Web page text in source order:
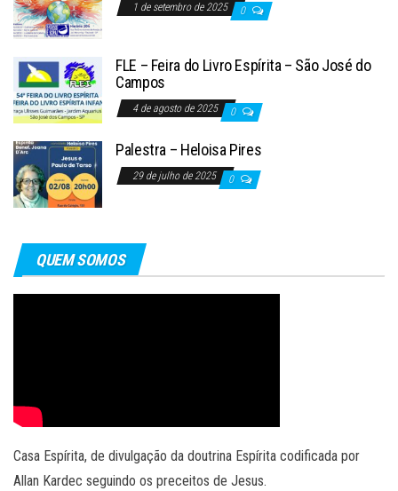
1 de setembro de 2025 0
FLE – Feira do Livro Espírita – São José do
Campos
4 de agosto de 2025 0
Palestra – Heloisa Pires
29 de julho de 2025 0
QUEM SOMOS
Casa Espírita, de divulgação da doutrina Espírita codificada por
Allan Kardec seguindo os preceitos de Jesus.